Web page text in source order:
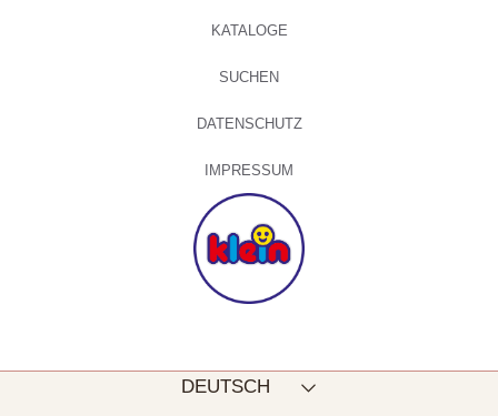
KATALOGE
SUCHEN
DATENSCHUTZ
IMPRESSUM
DEUTSCH